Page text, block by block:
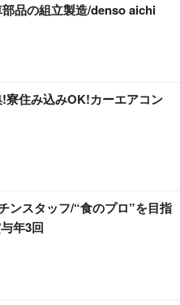
品の組立製造/denso aichi
寮住み込みOK!カーエアコン
ンスタッフ/“食のプロ”を目指
年3回